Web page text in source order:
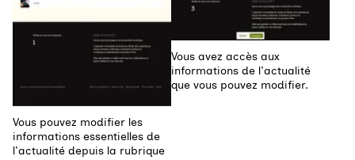
Vous pouvez modifier les
informations essentielles de
l'actualité depuis la rubrique
Vous avez accès aux
informations de l'actualité
que vous pouvez modifier.